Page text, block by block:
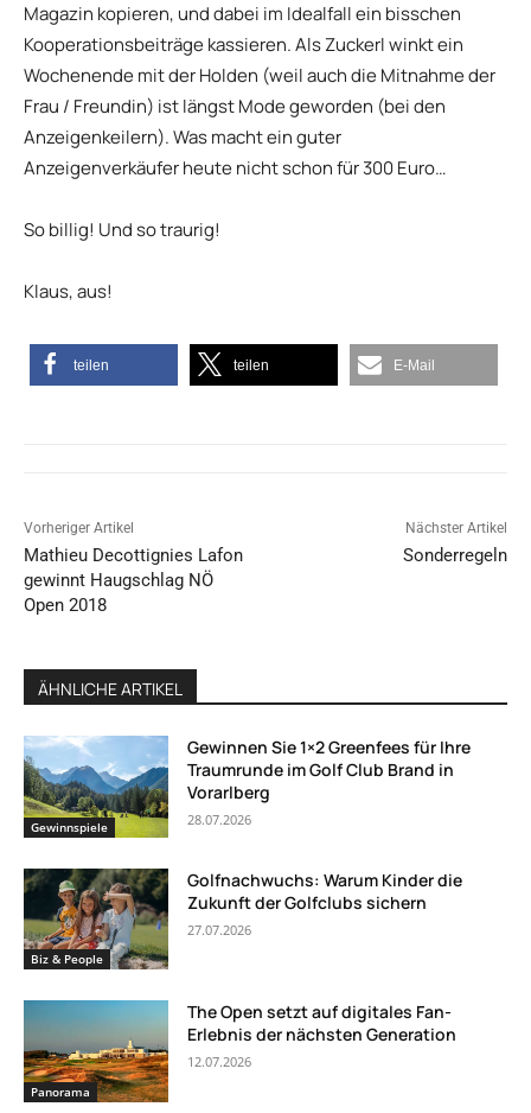
Magazin kopieren, und dabei im Idealfall ein bisschen
Kooperationsbeiträge kassieren. Als Zuckerl winkt ein
Wochenende mit der Holden (weil auch die Mitnahme der
Frau / Freundin) ist längst Mode geworden (bei den
Anzeigenkeilern). Was macht ein guter
Anzeigenverkäufer heute nicht schon für 300 Euro…
So billig! Und so traurig!
Klaus, aus!
teilen teilen E-Mail
Vorheriger Artikel
Mathieu Decottignies Lafon
gewinnt Haugschlag NÖ
Open 2018
Nächster Artikel
Sonderregeln
ÄHNLICHE ARTIKEL
Gewinnspiele
Gewinnen Sie 1×2 Greenfees für Ihre
Traumrunde im Golf Club Brand in
Vorarlberg
28.07.2026
Biz & People
Golfnachwuchs: Warum Kinder die
Zukunft der Golfclubs sichern
27.07.2026
Panorama
The Open setzt auf digitales Fan-
Erlebnis der nächsten Generation
12.07.2026